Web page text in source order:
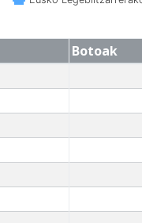
Botoak